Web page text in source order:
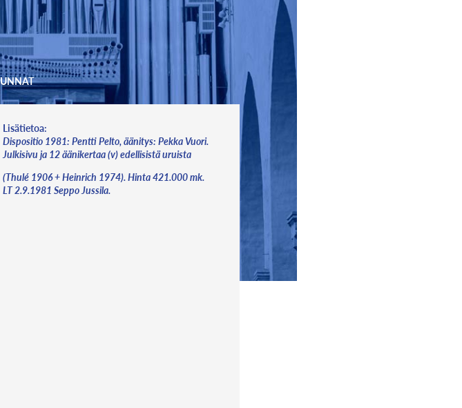
Lisätietoa:
Dispositio 1981: Pentti Pelto, äänitys: Pekka Vuori.
Julkisivu ja 12 äänikertaa (v) edellisistä uruista
(Thulé 1906 + Heinrich 1974). Hinta 421.000 mk.
LT 2.9.1981 Seppo Jussila.